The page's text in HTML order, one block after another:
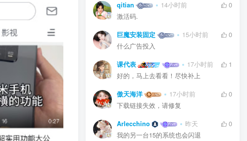
qitian 14小时前
0
激活码.
巨魔安装固定 15小时前
0
什么广告投入
课代表 17小时前
1
好的，马上去看看！尽快补上
傲天海洋 17小时前
0
下载链接失效，请修复
Arlecchino 昨天
0
我的另一台15的系统也会闪退